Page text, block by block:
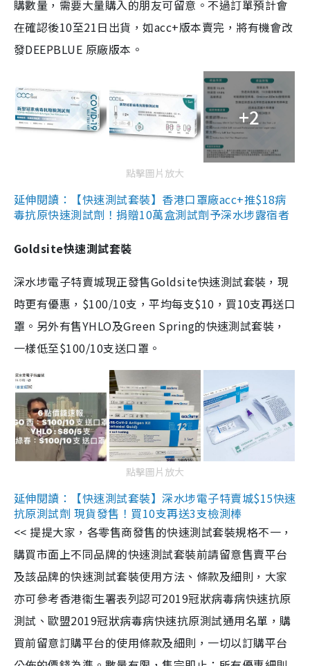
購數量，需要大量購入的朋友可留意。不過訂單預計會
在確認後10至21日出貨，如acc+版本賣完，將有機會改
發DEEPBLUE 原廠版本。
+2
點擊圖片放大
延伸閱讀：【快速測試套裝】香港口罩廠acc+推$18病
毒抗原快速測試劑！捐贈10萬盒測試劑予深水埗露宿者
Goldsite快速測試套裝
深水埗電子特賣城現正發售Goldsite快速測試套裝，現
時更有優惠，$100/10支，平均每支$10，買10支再送口
罩。另外有售YHLO及Green Spring的快速測試套裝，
一樣低至$100/10支送口罩。
點擊圖片放大
延伸閱讀：【快速測試套裝】深水埗電子特賣城$15快速
抗原測試劑 現貨發售！買10支再送3支檢測棒
<< 提提大家，各零售商發售的快速測試套裝規格不一，
購買市面上不同品牌的快速測試套裝前請留意售賣平台
及該品牌的快速測試套裝使用方法、條款及細則，大家
亦可參考香港衞生署表列認可2019冠狀病毒病快速抗原
測試、歐盟2019冠狀病毒病快速抗原測試通用名單，購
買前留意訂購平台的使用條款及細則，一切以訂購平台